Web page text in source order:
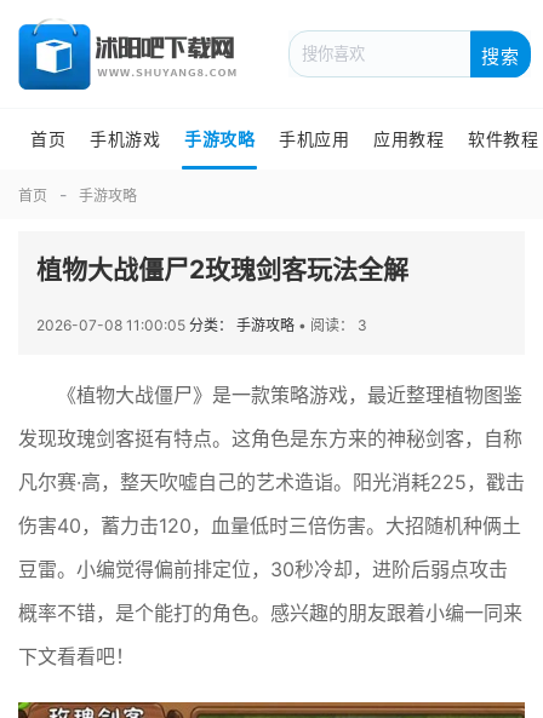
搜索
首页 手机游戏 手游攻略 手机应用 应用教程 软件教程
首页 手游攻略
植物大战僵尸2玫瑰剑客玩法全解
2026-07-08 11:00:05 分类： 手游攻略 • 阅读： 3
《植物大战僵尸》是一款策略游戏，最近整理植物图鉴
发现玫瑰剑客挺有特点。这角色是东方来的神秘剑客，自称
凡尔赛·高，整天吹嘘自己的艺术造诣。阳光消耗225，戳击
伤害40，蓄力击120，血量低时三倍伤害。大招随机种俩土
豆雷。小编觉得偏前排定位，30秒冷却，进阶后弱点攻击
概率不错，是个能打的角色。感兴趣的朋友跟着小编一同来
下文看看吧！